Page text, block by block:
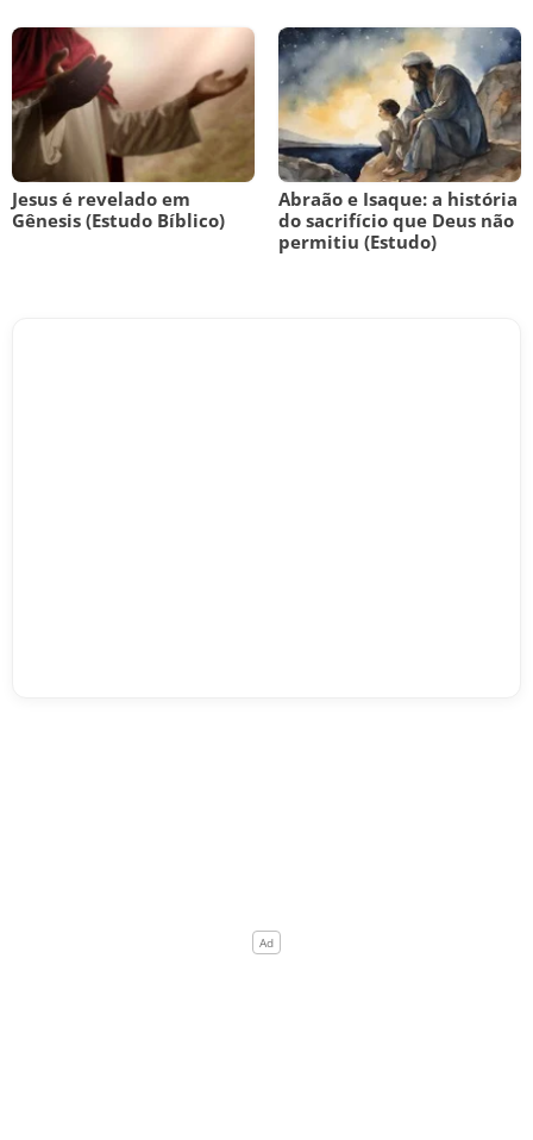
Jesus é revelado em
Gênesis (Estudo Bíblico)
Abraão e Isaque: a história
do sacrifício que Deus não
permitiu (Estudo)